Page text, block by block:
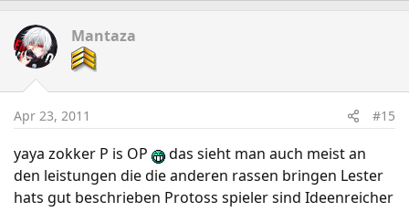
Mantaza
Apr 23, 2011 #15
yaya zokker P is OP
das sieht man auch meist an
den leistungen die die anderen rassen bringen Lester
hats gut beschrieben Protoss spieler sind Ideenreicher